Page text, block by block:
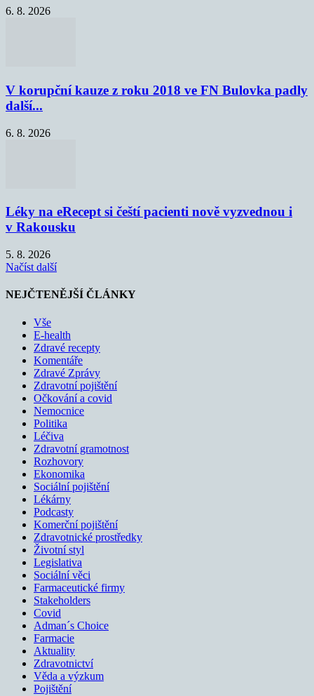
6. 8. 2026
V korupční kauze z roku 2018 ve FN Bulovka padly
další...
6. 8. 2026
Léky na eRecept si čeští pacienti nově vyzvednou i
v Rakousku
5. 8. 2026
Načíst další
NEJČTENĚJŠÍ ČLÁNKY
Vše
E-health
Zdravé recepty
Komentáře
Zdravé Zprávy
Zdravotní pojištění
Očkování a covid
Nemocnice
Politika
Léčiva
Zdravotní gramotnost
Rozhovory
Ekonomika
Sociální pojištění
Lékárny
Podcasty
Komerční pojištění
Zdravotnické prostředky
Životní styl
Legislativa
Sociální věci
Farmaceutické firmy
Stakeholders
Covid
Adman´s Choice
Farmacie
Aktuality
Zdravotnictví
Věda a výzkum
Pojištění